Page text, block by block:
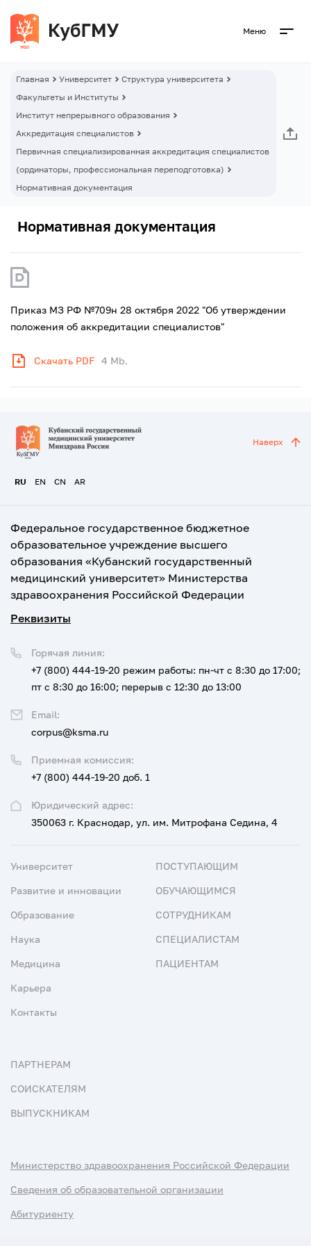
Меню
Главная Университет
Структура университета
Факультеты и Институты
Институт непрерывного образования
Аккредитация специалистов
Первичная специализированная аккредитация специалистов
(ординаторы, профессиональная переподготовка)
Нормативная документация
Нормативная документация
Приказ МЗ РФ №709н 28 октября 2022 "Об утверждении
положения об аккредитации специалистов"
Скачать PDF 4 Mb.
RU EN CN AR
Наверх
Федеральное государственное бюджетное
образовательное учреждение высшего
образования «Кубанский государственный
медицинский университет» Министерства
здравоохранения Российской Федерации
Реквизиты
Юридический адрес:
350063 г. Краснодар, ул. им. Митрофана Седина, 4
Приемная комиссия:
+7 (800) 444-19-20 доб. 1
Горячая линия:
+7 (800) 444-19-20 режим работы: пн-чт с 8:30 до 17:00;
пт с 8:30 до 16:00; перерыв с 12:30 до 13:00
Email:
corpus@ksma.ru
Университет
Развитие и инновации
Образование
Наука
Медицина
Карьера
Контакты
ПОСТУПАЮЩИМ
ОБУЧАЮЩИМСЯ
СОТРУДНИКАМ
СПЕЦИАЛИСТАМ
ПАЦИЕНТАМ
ПАРТНЕРАМ
СОИСКАТЕЛЯМ
ВЫПУСКНИКАМ
Министерство здравоохранения Российской Федерации
Сведения об образовательной организации
Абитуриенту